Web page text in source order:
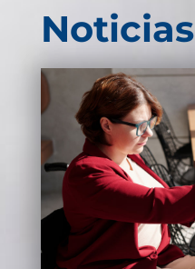
Noticias